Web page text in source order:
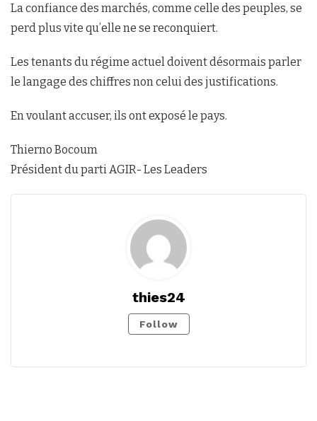
La confiance des marchés, comme celle des peuples, se
perd plus vite qu’elle ne se reconquiert.
Les tenants du régime actuel doivent désormais parler
le langage des chiffres non celui des justifications.
En voulant accuser, ils ont exposé le pays.
Thierno Bocoum
Président du parti AGIR- Les Leaders
thies24
Follow